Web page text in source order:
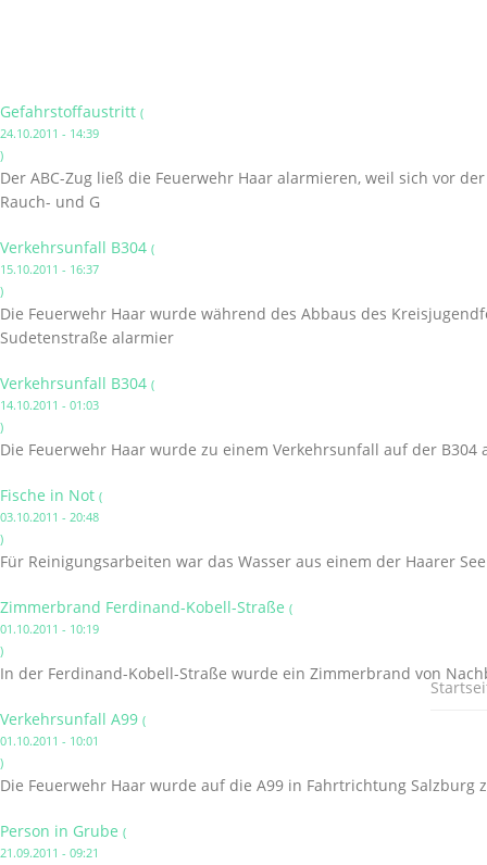
Gefahrstoffaustritt (
24.10.2011 - 14:39
)
Der ABC-Zug ließ die Feuerwehr Haar alarmieren, weil sich vor
Rauch- und G
Verkehrsunfall B304 (
15.10.2011 - 16:37
)
Die Feuerwehr Haar wurde während des Abbaus des
Sudetenstraße alarmier
Verkehrsunfall B304 (
14.10.2011 - 01:03
)
Die Feuerwehr Haar wurde zu einem Verkehrsunfall auf der B304
Fische in Not (
03.10.2011 - 20:48
)
Für Reinigungsarbeiten war das Wasser aus einem der Haarer
Zimmerbrand Ferdinand-Kobell-Straße (
01.10.2011 - 10:19
)
In der Ferdinand-Kobell-Straße wurde ein Zimmerbrand von
Verkehrsunfall A99 (
01.10.2011 - 10:01
)
Die Feuerwehr Haar wurde auf die A99 in Fahrtrichtung
Person in Grube (
21.09.2011 - 09:21